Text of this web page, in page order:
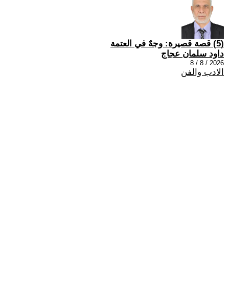
(5) قصة قصيرة: وجهٌ في العتمة
داود سلمان عجاج
2026 / 8 / 8
الادب والفن